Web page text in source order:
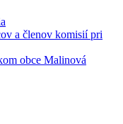
a členov komisií pri
obce Malinová